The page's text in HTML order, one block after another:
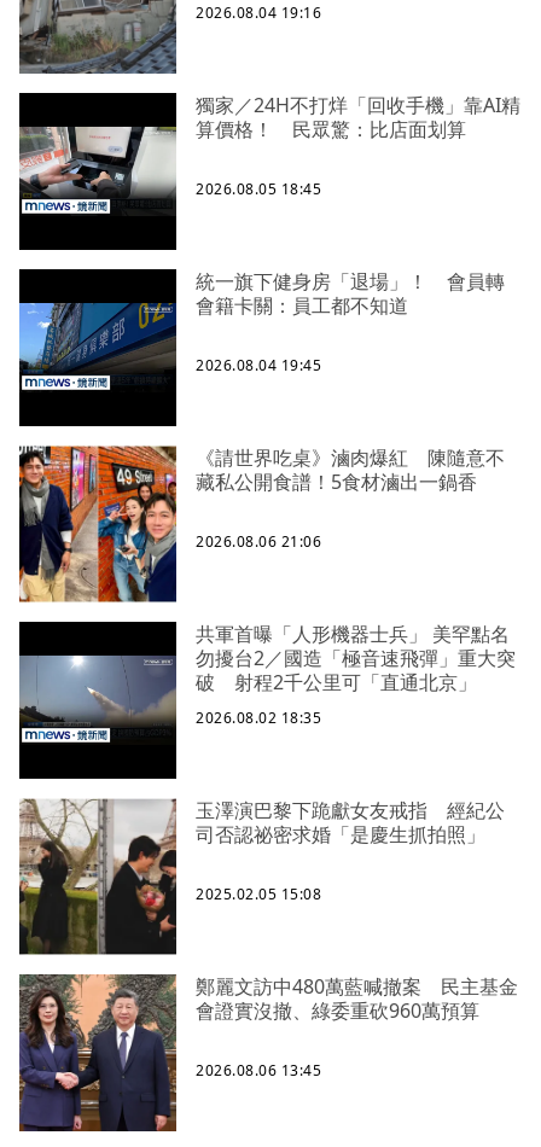
2026.08.04 19:16
獨家／24H不打烊「回收手機」靠AI精
算價格！ 民眾驚：比店面划算
2026.08.05 18:45
統一旗下健身房「退場」！ 會員轉
會籍卡關：員工都不知道
2026.08.04 19:45
《請世界吃桌》滷肉爆紅 陳隨意不
藏私公開食譜！5食材滷出一鍋香
2026.08.06 21:06
共軍首曝「人形機器士兵」 美罕點名
勿擾台2／國造「極音速飛彈」重大突
破 射程2千公里可「直通北京」
2026.08.02 18:35
玉澤演巴黎下跪獻女友戒指 經紀公
司否認祕密求婚「是慶生抓拍照」
2025.02.05 15:08
鄭麗文訪中480萬藍喊撤案 民主基金
會證實沒撤、綠委重砍960萬預算
2026.08.06 13:45